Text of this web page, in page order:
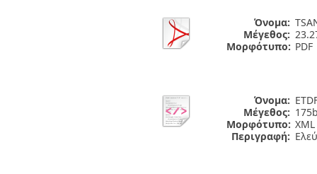
Όνομα:
Μέγεθος:
Μορφότυπο: PDF
Όνομα:
Μέγεθος:
Μορφότυπο: XML
Περιγραφή: